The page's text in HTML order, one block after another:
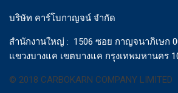
บริษัท คาร์โบกาญจน์ จำกัด
สำนักงานใหญ่ : 1506 ซอย กาญจนาภิเษก
แขวงบางแค เขตบางแค กรุงเทพมหานคร
© 2018 CARBOKARN COMPANY LIMITED